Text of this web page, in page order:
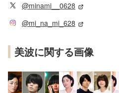
@minami__0628
@mi_na_mi_628
美波に関する画像